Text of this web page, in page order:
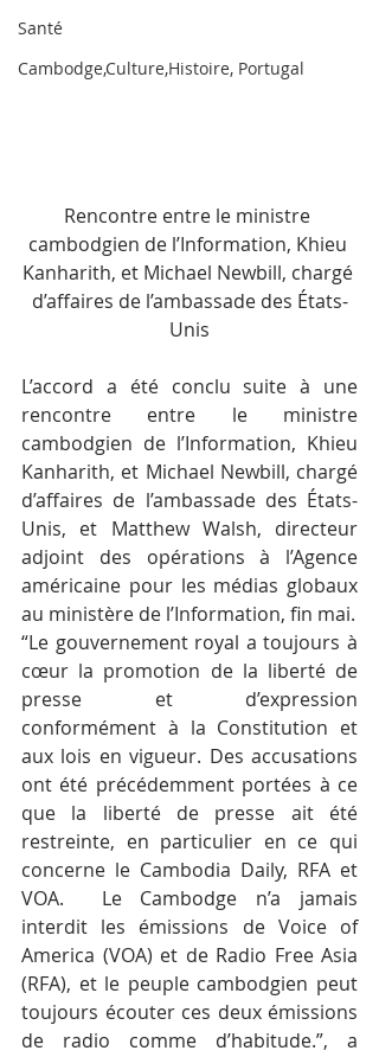
Santé
Cambodge,Culture,Histoire, Portugal
Rencontre entre le ministre
cambodgien de l’Information, Khieu
Kanharith, et Michael Newbill, chargé
d’affaires de l’ambassade des États-
Unis
L’accord a été conclu suite à une
rencontre entre le ministre
cambodgien de l’Information, Khieu
Kanharith, et Michael Newbill, chargé
d’affaires de l’ambassade des États-
Unis, et Matthew Walsh, directeur
adjoint des opérations à l’Agence
américaine pour les médias globaux
au ministère de l’Information, fin mai.
“Le gouvernement royal a toujours à
cœur la promotion de la liberté de
presse et d’expression
conformément à la Constitution et
aux lois en vigueur. Des accusations
ont été précédemment portées à ce
que la liberté de presse ait été
restreinte, en particulier en ce qui
concerne le Cambodia Daily, RFA et
VOA.  Le Cambodge n’a jamais
interdit les émissions de Voice of
America (VOA) et de Radio Free Asia
(RFA), et le peuple cambodgien peut
toujours écouter ces deux émissions
de radio comme d’habitude.”, a